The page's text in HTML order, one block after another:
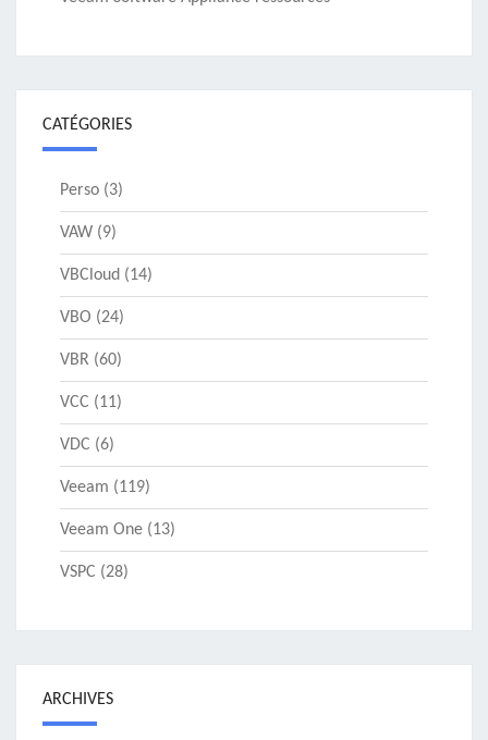
CATÉGORIES
Perso (3)
VAW (9)
VBCloud (14)
VBO (24)
VBR (60)
VCC (11)
VDC (6)
Veeam (119)
Veeam One (13)
VSPC (28)
ARCHIVES